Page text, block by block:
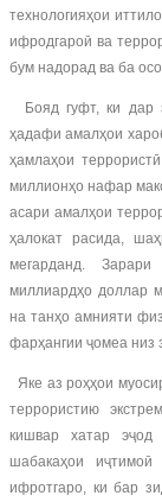
технологияҳои
ифродгароӣ ва
бум надорад ва ба
Бояд гуфт, ки дар
ҳадафи амалҳои
ҳамлаҳои
миллионҳо нафар
асари амалҳои
ҳалокат расида,
мегарданд.
миллиардҳо доллар
на танҳо амнияти
фарҳангии ҷомеа низ
Яке аз роҳҳои
террористию
кишвар хатар
шабакаҳои
ифротгаро, ки бар